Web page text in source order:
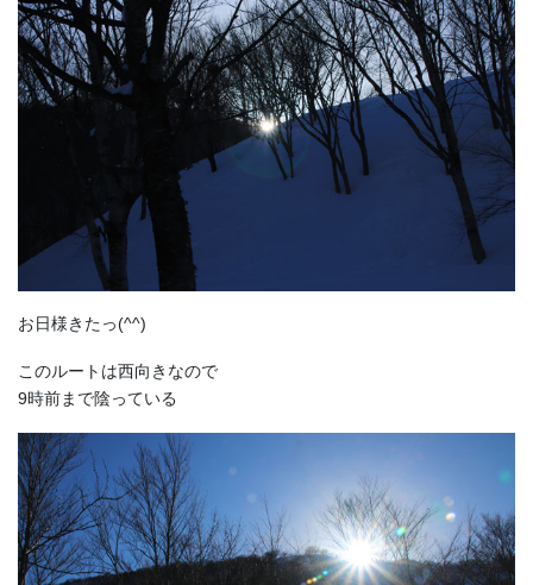
お日様きたっ(^^)
このルートは西向きなので
9時前まで陰っている